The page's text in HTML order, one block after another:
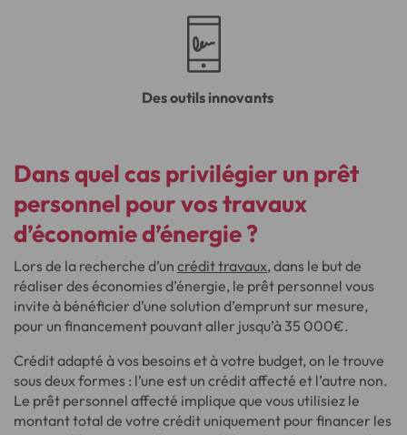
Des outils innovants
Dans quel cas privilégier un prêt
personnel pour vos travaux
d’économie d’énergie?
Lors de la recherche d’un crédit travaux, dans le but de
réaliser des économies d’énergie, le prêt personnel vous
invite à bénéficier d’une solution d’emprunt sur mesure,
pour un financement pouvant aller jusqu’à 35 000€.
Crédit adapté à vos besoins et à votre budget, on le trouve
sous deux formes : l’une est un crédit affecté et l’autre non.
Le prêt personnel affecté implique que vous utilisiez le
montant total de votre crédit uniquement pour financer les